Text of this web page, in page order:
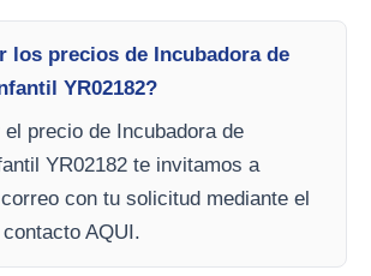
los precios de Incubadora de
YR02182?
precio de Incubadora de
YR02182 te invitamos a
con tu solicitud mediante el
AQUI.